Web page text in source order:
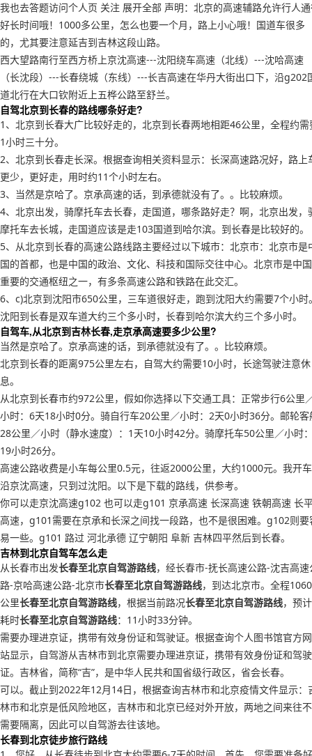
我也去答题访问个人页 关注 展开全部 声明：北京的高速辅路允许行人
好长时间哦！1000多公里，怎么也要一个月，路上小心哦！国道车很多
的，尤其要注意延吉到吉林这段山路。
西大望路南行至西方桥上京沈高速---沈阳绕车高速（北线）---沈哈高速
（长沈段）---长春绕城（东线）---长吉高速在华丹大街出口下，沿g202
道北行在大口钦附近上五桦公路至舒兰。
自驾北京到长春的路线哪条好走?
1、北京到长春大广比较好走的，北京到长春两地相距46公里，全程约需
1小时三十分。
2、北京到长春走长深。根据查询相关资料显示：长深高速路况好，路上
更少，更好走，用时约11个小时左右。
3、当然是京哈了。京承高速的话，到承德就没有了。。比较麻烦。
4、北京出发，骑摩托车去长春，走国道，哪条路好走？啊，北京出发，
摩托车去长城，走国道应该是走103国道到哈尔滨。到长春是比较好的。
5、从北京到长春的高速公路线路主要经过以下城市：北京市：北京市是
国的首都，也是中国的政治、文化、科技和国际交往中心。北京市是中国
重要的交通枢纽之一，有多条高速公路和铁路在此交汇。
6、c)北京到沈阳市650公里，三车道很好走，跑到沈阳大约需要7个小时
沈阳到长春是双车道大约三个多小时，长春到哈尔滨大约三个多小时。
自驾车,从北京到吉林长春,走京承高速要多少公里?
当然是京哈了。京承高速的话，到承德就没有了。。比较麻烦。
北京到长春的距离975公里左右，自驾大约需要10小时，长途驾驶注意休
息。
从北京到长春市约972公里，假如你选择以下交通工具：正常步行6公里
小时：6天18小时0分。骑自行车20公里／小时：2天0小时36分。邮轮客
28公里／小时（静水速度）：1天10小时42分。骑摩托车50公里／小时
19小时26分。
高速公路收费是小车每公里0.5元，往返2000公里，大约1000元。我开车
沿京沈高速，只到过沈阳。以下是下载的路线，供参考。
你可以走京沈高速g102 也可以走g101 京承高速 长深高速 铁朝高速 长
高速，g101需要在京承和长深之间找一段路，也不是很困难。g102则要
易一些。g101 路过 河北承德 辽宁朝阳 阜新 吉林四平然后到长春。
吉林到北京自驾车怎么走
从长春市出发长春至北京自驾游路线，经长春市-抚长高速公路-沈吉高速
路-京哈高速公路-北京市长春至北京自驾游路线，到达北京市。全程1060
公里长春至北京自驾游路线，根据当前路况长春至北京自驾游路线，预计
耗时长春至北京自驾游路线：11小时33分钟。
需要办理进京证，携带有效身份证和驾驶证。根据查询个人图书馆官方网
站显示，自驾游从吉林市到北京需要办理进京证，携带有效身份证和驾驶
证。吉林省，简称“吉”，是中华人民共和国省级行政区，省会长春。
可以。截止到2022年12月14日，根据查询吉林市和北京疫情文件显示：
林市和北京是低风险地区，吉林市和北京已经对外开放，两地之间来往不
需要隔离，因此可以自驾游去往该地。
长春到北京徒步旅行路线